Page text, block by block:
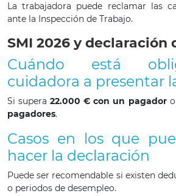
La trabajadora puede reclamar las
ante la Inspección de Trabajo.
SMI 2026 y declaración
Cuándo está
cuidadora a presentar
Si supera22.000 € con un pagadoro
pagadores.
Casos en los que
hacer la declaración
Puede ser recomendable si existen
o periodos de desempleo.